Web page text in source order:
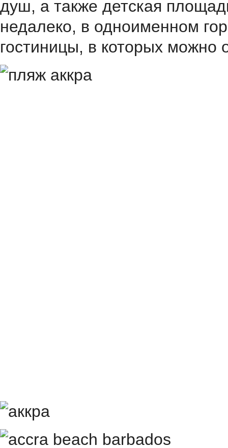
душ, а также детская
недалеко, в одноименном
гостиницы, в которых можно